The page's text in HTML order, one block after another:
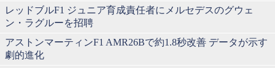
レッドブルF1 ジュニア育成責任者にメルセデスのグウェ
ン・ラグルーを招聘
アストンマーティンF1 AMR26Bで約1.8秒改善 データが示す
劇的進化